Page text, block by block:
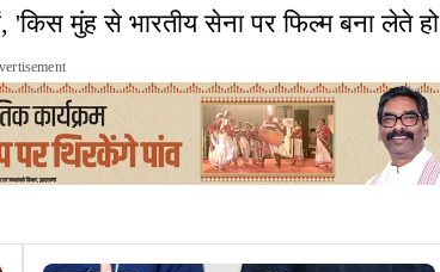
मुंह से भारतीय सेना पर फिल्म बना लेते हो